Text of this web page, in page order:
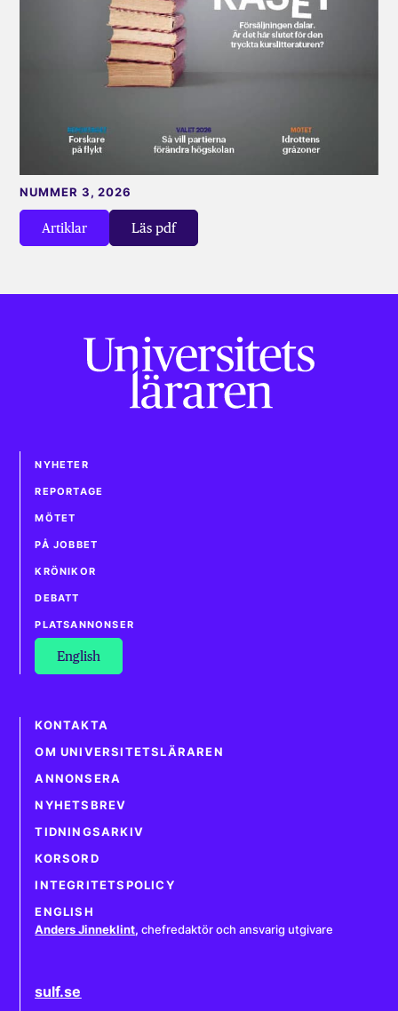
Artiklar Läs pdf
NUMMER 3, 2026
NYHETER
REPORTAGE
MÖTET
PÅ JOBBET
KRÖNIKOR
DEBATT
PLATSANNONSER
English
KONTAKTA
OM UNIVERSITETSLÄRAREN
ANNONSERA
NYHETSBREV
TIDNINGSARKIV
KORSORD
INTEGRITETSPOLICY
ENGLISH
Anders Jinneklint, chefredaktör och ansvarig utgivare
sulf.se